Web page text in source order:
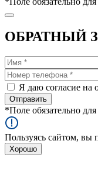
ОБРАТНЫЙ
Я даю согласие на
*Поле обязательно
Пользуясь сайтом, вы
Хорошо